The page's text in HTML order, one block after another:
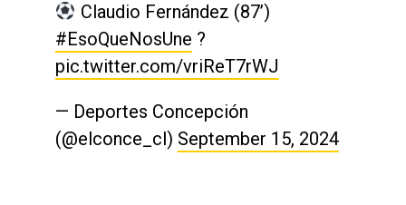
Claudio Fernández (87’)
#EsoQueNosUne ?
pic.twitter.com/vriReT7rWJ
— Deportes Concepción
(@elconce_cl) September 15, 2024